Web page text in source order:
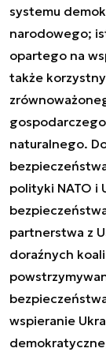
systemu
narodowego;
opartego na
także
naturalnego.
polityki NATO i
partnerstwa z
doraźnych
wspieranie